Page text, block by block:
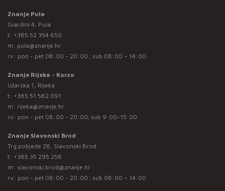
Znanje Pula
Giardini 4, Pula
t: +385 52 354 650
m: pula@znanje.hr
rv: pon - pet 08:00 - 20:00 ; sub 08:00 – 14:00
Znanje Rijeka - Korzo
Užarska 1, Rijeka
t: +385 51 582 091
m: rijeka@znanje.hr
rv: pon - pet 08:00 - 20:00; sub 9:00-15:00
Znanje Slavonski Brod
Trg pobjede 28, Slavonski Brod
t: +385 35 295 258
m: slavonski.brod@znanje.hr
rv: pon - pet 08:00 - 20:00 ; sub 08:00 – 14:00